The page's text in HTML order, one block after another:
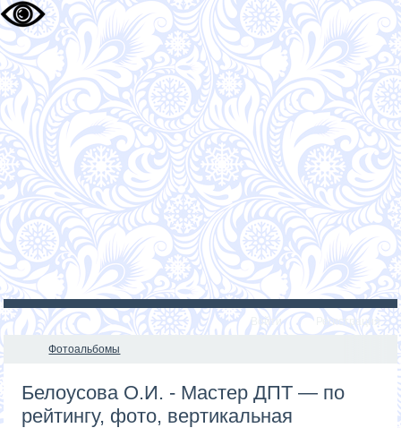
Войти Регистрация
Фотоальбомы
Белоусова О.И. - Мастер ДПТ — по
рейтингу, фото, вертикальная